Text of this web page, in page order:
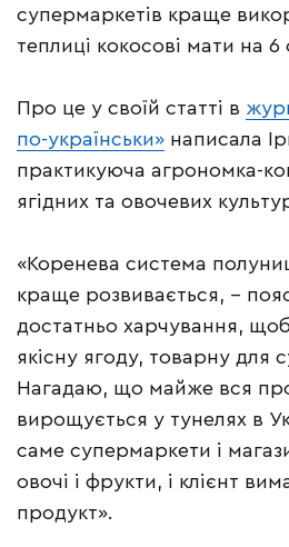
супермаркетів краще
теплиці кокосові мати на 6
Про це у своїй статті в
по-українськи» написала
практикуюча агрономка-
ягідних та овочевих
«Коренева система
краще розвивається, –
достатньо харчування,
якісну ягоду, товарну для
Нагадаю, що майже вся
вирощується у тунелях в
саме супермаркети і
овочі і фрукти, і клієнт
продукт».